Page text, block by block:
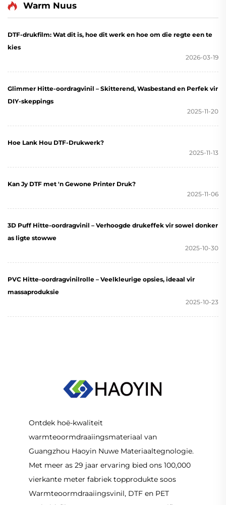
Warm Nuus
DTF-drukfilm: Wat dit is, hoe dit werk en hoe om die regte een te
kies
2026-03-19
Glimmer Hitte-oordragvinil – Skitterend, Wasbestand en Perfek vir
DIY-skeppings
2025-11-20
Hoe Lank Hou DTF-Drukwerk?
2025-11-13
Kan Jy DTF met 'n Gewone Printer Druk?
2025-11-06
3D Puff Hitte-oordragvinil – Verhoogde drukeffek vir sowel donker
as ligte stowwe
2025-10-30
PVC Hitte-oordragvinilrolle – Veelkleurige opsies, ideaal vir
massaproduksie
2025-10-23
Ontdek hoë-kwaliteit
warmteoormdraaiingsmateriaal van
Guangzhou Haoyin Nuwe Materiaaltegnologie.
Met meer as 29 jaar ervaring bied ons 100,000
vierkante meter fabriek topprodukte soos
Warmteoormdraaiingsvinil, DTF en PET